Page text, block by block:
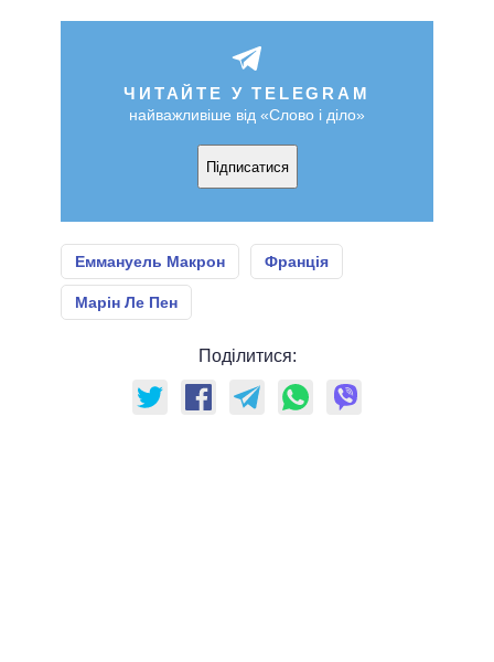
ЧИТАЙТЕ У TELEGRAM
найважливіше від «Слово і діло»
Підписатися
Еммануель Макрон Франція
Марін Ле Пен
Поділитися: